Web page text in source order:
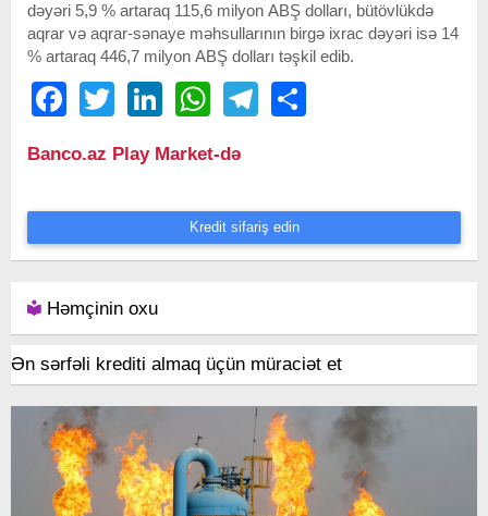
dəyəri 5,9 % artaraq 115,6 milyon ABŞ dolları, bütövlükdə
aqrar və aqrar-sənaye məhsullarının birgə ixrac dəyəri isə 14
% artaraq 446,7 milyon ABŞ dolları təşkil edib.
FacebookTwitter LinkedIn WhatsAppTelegram
Banco.az Play Market-də
Kredit sifariş edin
Həmçinin oxu
Ən sərfəli krediti almaq üçün müraciət et